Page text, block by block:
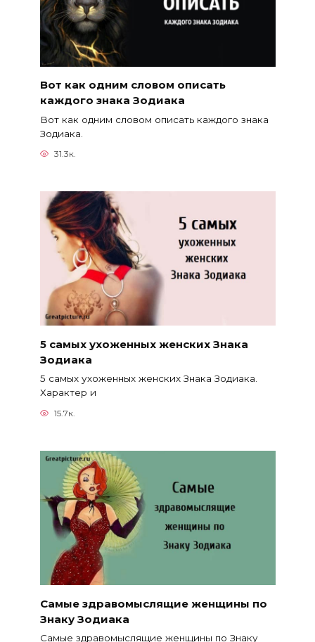
Вот как одним словом описать
каждого знака Зодиака
Вот как одним словом описать каждого знака
Зодиака.
31.3к.
5 самых ухоженных женских Знака
Зодиака
5 самых ухоженных женских Знака Зодиака.
Характер и
15.7к.
Самые здравомыслящие женщины по
Знаку Зодиака
Самые здравомыслящие женщины по Знаку